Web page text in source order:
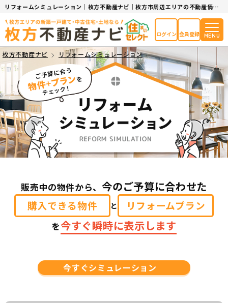
リフォームシミュレーション｜枚方不動産ナビ｜枚方市周辺エリアの不動産情報サイト
ログイン 会員登録 MENU
枚方不動産ナビ リフォームシミュレーション
販売中の物件から、今のご予算に合わせた
購入できる物件 と リフォームプラン
を今すぐ瞬時に表示します
今すぐシミュレーション